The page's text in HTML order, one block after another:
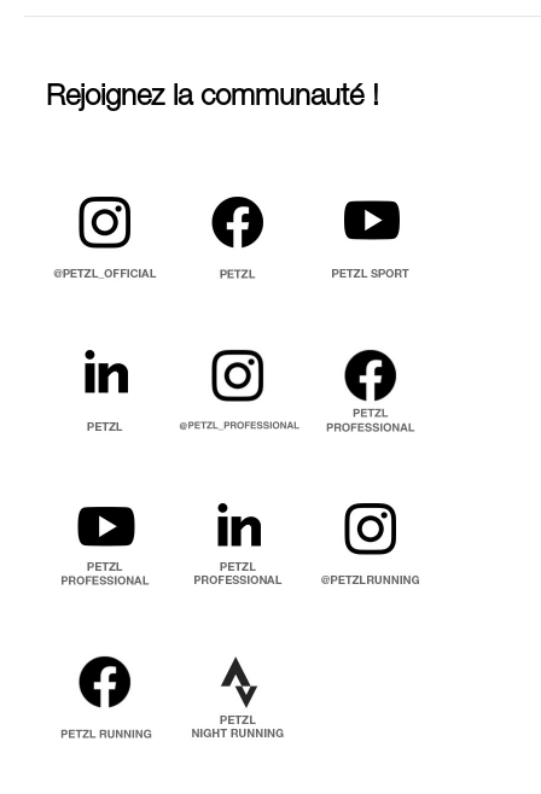
Rejoignez la communauté !